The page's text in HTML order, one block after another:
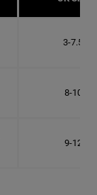
3-7.5
8-10
9-12